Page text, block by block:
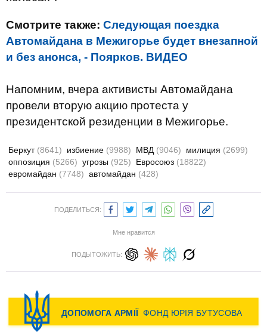
Смотрите также: Следующая поездка
Автомайдана в Межигорье будет внезапной
и без анонса, - Поярков. ВИДЕО
Напомним, вчера активисты Автомайдана
провели вторую акцию протеста у
президентской резиденции в Межигорье.
Беркут (8641) избиение (9988) МВД (9046) милиция (2699)
оппозиция (5266) угрозы (925) Евросоюз (18822)
евромайдан (7748) автомайдан (428)
ПОДЕЛИТЬСЯ:
Мне нравится
ПОДЫТОЖИТЬ: